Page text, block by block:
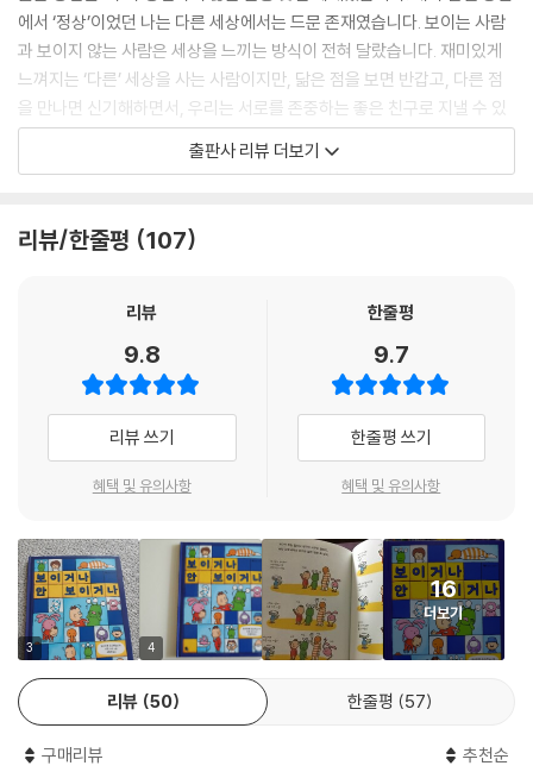
에서 ‘정상’이었던 나는 다른 세상에서는 드문 존재였습니다. 보이는 사람
과 보이지 않는 사람은 세상을 느끼는 방식이 전혀 달랐습니다. 재미있게
느껴지는 ‘다른’ 세상을 사는 사람이지만, 닮은 점을 보면 반갑고, 다른 점
을 만나면 신기해하면서, 우리는 서로를 존중하는 좋은 친구로 지낼 수 있
다는 걸 깨닫습니다.
에서 자연스럽게 ‘정상’과 ‘비정상’, ‘장애’와 ‘비장애’, ‘보통’과 ‘특수’, ‘나’와
께 생각하게 만드는 요시타케 신스케의 상큼한 뒤집기. 마지막 페이지를
한 배려와 존중을 ‘말하지 않고 말하는’ 요시타케 신스케의 작품을 만나 보
『보이거나 안 보이거나》는 인문학자 이토 아사의 『눈이 보이지 않는 사람
은 세상을 어떻게 보는가》를 바탕으로 삼아, 작가 요시타케 신스케가 이야
기를 생각하고, 이토 아사와 의견을 주고받으면서 만들었습니다. 이 책이
탄생하기까지 두 사람이 무슨 생각을 하고, 어떤 말들을 주고받았는지 살
짝 소개할게요.
? 장애가 재밌겠다는 아이에게 건네고 싶은 말
사람은 왜 저래요?”라고 물어본 적이 있습니다. “눈이 안 보여서 지팡이를
출판사 리뷰 더보기
리뷰/한줄평 107
리뷰
9.8
리뷰 쓰기
혜택 및 유의사항
한줄평
9.7
한줄평 쓰기
혜택 및 유의사항
3 4
16
더보기
리뷰 50 한줄평 57
구매리뷰 추천순